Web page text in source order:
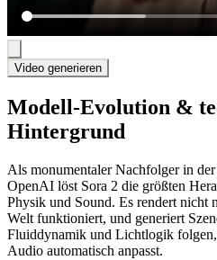
Video generieren
Modell-Evolution &
Hintergrund
Als monumentaler Nachfolger in
OpenAI löst Sora 2 die größten
Physik und Sound. Es rendert nicht
Welt funktioniert, und generiert
Fluiddynamik und Lichtlogik
Audio automatisch anpasst.